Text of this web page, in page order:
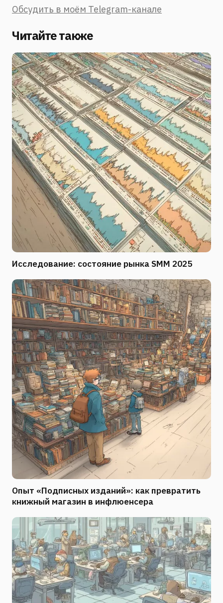
Обсудить в моём Telegram-канале
Читайте также
Исследование: состояние рынка SMM 2025
Опыт «Подписных изданий»: как превратить
книжный магазин в инфлюенсера